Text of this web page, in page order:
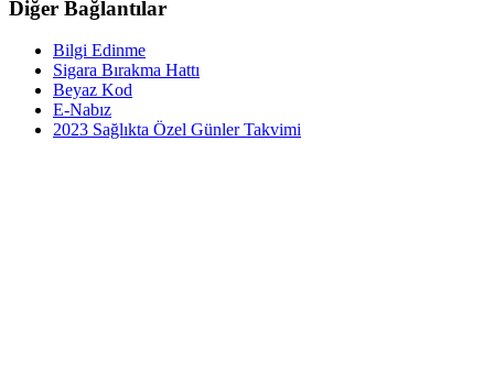
Diğer Bağlantılar
Bilgi Edinme
Sigara Bırakma Hattı
Beyaz Kod
E-Nabız
2023 Sağlıkta Özel Günler Takvimi